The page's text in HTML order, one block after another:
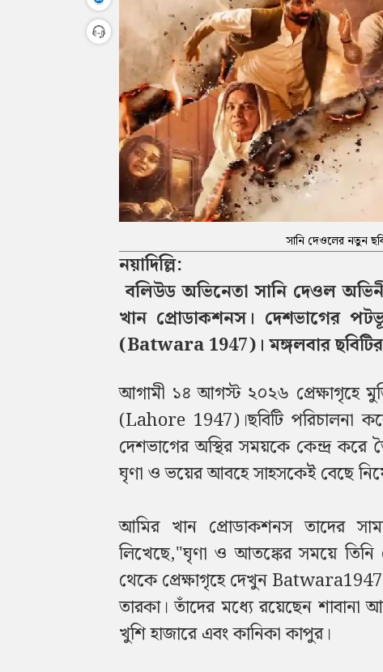
সানি দেওলের নতুন
নয়াদিল্লি:
বলিউড অভিনেতা সানি দেওল
খান প্রোডাকশনস। দেশভাগের
(Batwara 1947)। মঙ্গলবার
আগামী ১৪ আগস্ট ২০২৬ প্রেক্ষাগৃহে
(Lahore 1947)।ছবিটি পরিচালনা
দেশভাগের অস্থির সময়কে কেন্দ্র
ঘৃণা ও ভয়ের আবহে সাহসকেই বেছে
আমির খান প্রোডাকশনস তাদের
লিখেছে,"ঘৃণা ও আতঙ্কের সময়ে
থেকে প্রেক্ষাগৃহে দেখুন
তারকা। তাঁদের মধ্যে রয়েছেন
খুশি হাজারে এবং কানিকা কাপুর।